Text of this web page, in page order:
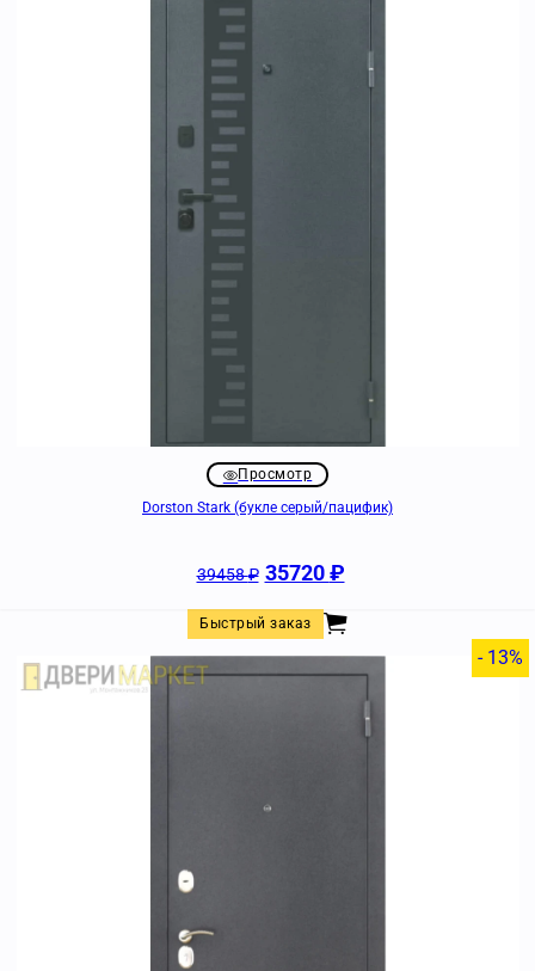
Просмотр
Dorston Stark (букле серый/пацифик)
39458₽ 35720₽
Быстрый заказ
- 13%